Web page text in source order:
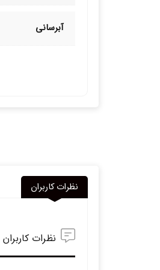
آبرسانی
نظرات کاربران
نظرات کاربران